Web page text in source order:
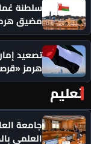
سلطنة
مضيق
تصعيد
هرمز
تعليم
جامعة
العلمي